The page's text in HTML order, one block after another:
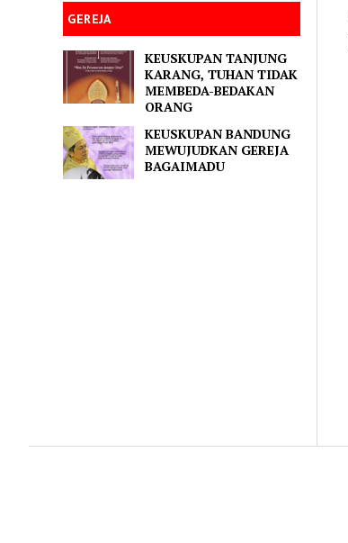
GEREJA
KEUSKUPAN TANJUNG
KARANG, TUHAN TIDAK
MEMBEDA-BEDAKAN
ORANG
KEUSKUPAN BANDUNG
MEWUJUDKAN GEREJA
BAGAIMADU